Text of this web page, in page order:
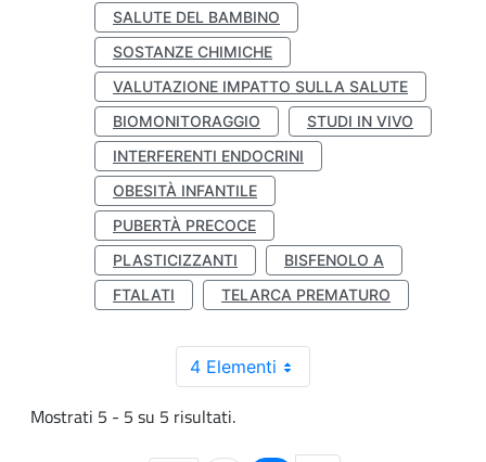
SALUTE DEL BAMBINO
SOSTANZE CHIMICHE
VALUTAZIONE IMPATTO SULLA SALUTE
BIOMONITORAGGIO
STUDI IN VIVO
INTERFERENTI ENDOCRINI
OBESITÀ INFANTILE
PUBERTÀ PRECOCE
PLASTICIZZANTI
BISFENOLO A
FTALATI
TELARCA PREMATURO
4 Elementi
Mostrati 5 - 5 su 5 risultati.